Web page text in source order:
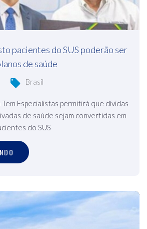
pacientes do SUS poderão ser
de saúde
Brasil
Especialistas permitirá que dívidas
de saúde sejam convertidas em
do SUS